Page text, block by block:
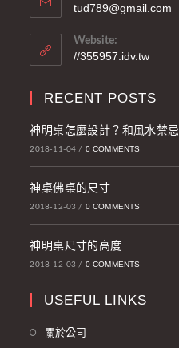
tud789@gmail.com
Website:
//355957.idv.tw
RECENT POSTS
神明桌怎麼設計？和風水禁忌
2018-11-04 / 0 COMMENTS
神桌佛桌的尺寸
2018-12-03 / 0 COMMENTS
神明桌尺寸的高度
2018-12-03 / 0 COMMENTS
USEFUL LINKS
關於公司